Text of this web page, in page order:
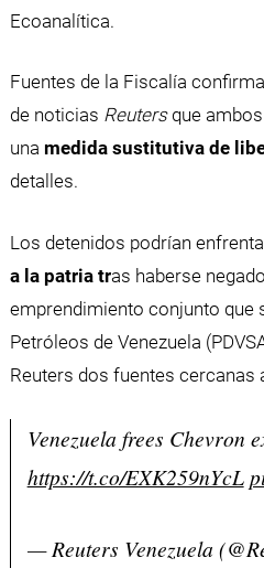
Ecoanalítica.
Fuentes de la Fiscalía
de noticias Reutersque
una medida sustitutiva de
detalles.
Los detenidos podrían
a la patria tras haberse
emprendimiento conjunto que
Petróleos de Venezuela
Reuters dos fuentes cercanas
Venezuela frees Chevron
https://t.co/EXK259nYcL
— Reuters Venezuela